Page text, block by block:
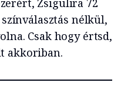
nélkül,
Csak hogy értsd,
akkoriban.